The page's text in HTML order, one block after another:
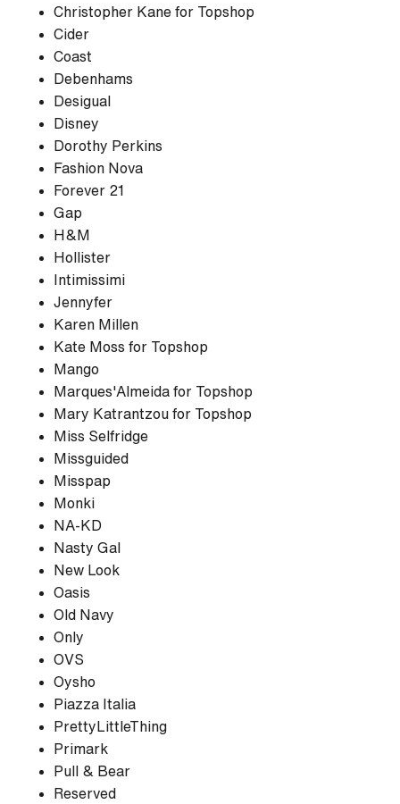
Christopher Kane for Topshop
Cider
Coast
Debenhams
Desigual
Disney
Dorothy Perkins
Fashion Nova
Forever 21
Gap
H&M
Hollister
Intimissimi
Jennyfer
Karen Millen
Kate Moss for Topshop
Mango
Marques'Almeida for Topshop
Mary Katrantzou for Topshop
Miss Selfridge
Missguided
Misspap
Monki
NA-KD
Nasty Gal
New Look
Oasis
Old Navy
Only
OVS
Oysho
Piazza Italia
PrettyLittleThing
Primark
Pull & Bear
Reserved